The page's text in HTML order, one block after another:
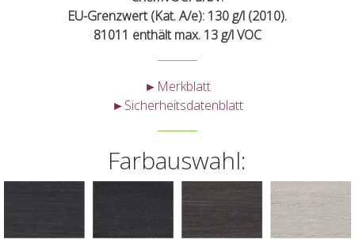
EU-Grenzwert (Kat. A/e): 130 g/l (2010).
81011 enthält max. 13 g/l VOC
►Merkblatt
►Sicherheitsdatenblatt
Farbauswahl: